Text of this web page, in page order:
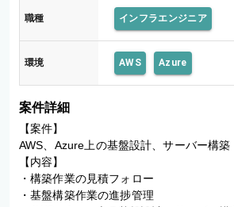
職種 インフラエンジニア
環境 AWS Azure
案件詳細
【案件】
AWS、Azure上の基盤設計、サーバー構築
【内容】
・構築作業の見積フォロー
・基盤構築作業の進捗管理